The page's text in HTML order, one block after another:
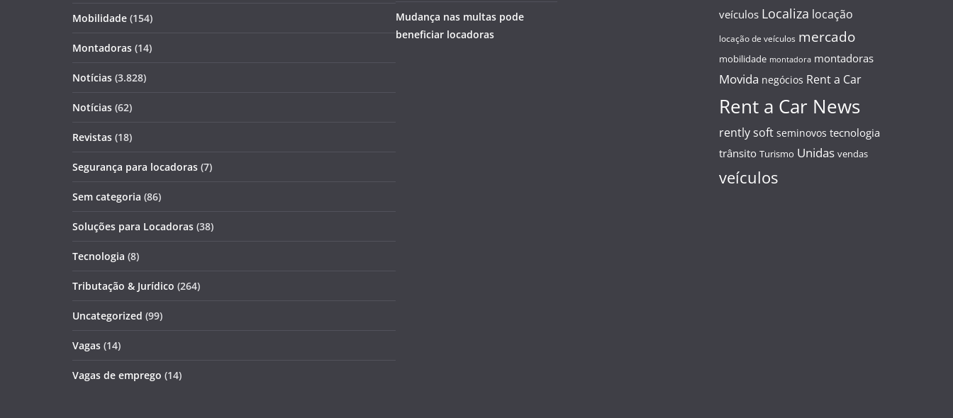
Mobilidade (154)
Montadoras (14)
Notícias (3.828)
Notícias (62)
Revistas (18)
Segurança para locadoras (7)
Sem categoria (86)
Soluções para Locadoras (38)
Tecnologia (8)
Tributação & Jurídico (264)
Uncategorized (99)
Vagas (14)
Vagas de emprego (14)
Mudança nas multas pode
beneficiar locadoras
veículos Localiza locação
locação de veículos mercado
mobilidade montadora montadoras
Movida negócios Rent a Car
Rent a Car News
rently soft seminovos tecnologia
trânsito Turismo Unidas vendas
veículos